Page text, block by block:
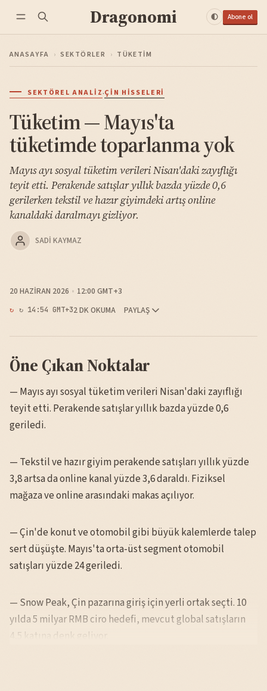
Dragonomi Abone ol
ANASAYFA › SEKTÖRLER › TÜKETIM
SEKTÖREL ANALIZ·ÇIN HISSELERI
Tüketim — Mayıs'ta
tüketimde toparlanma yok
Mayıs ayı sosyal tüketim verileri Nisan'daki zayıflığı
teyit etti. Perakende satışlar yıllık bazda yüzde 0,6
gerilerken tekstil ve hazır giyimdeki artış online
kanaldaki daralmayı gizliyor.
SADI KAYMAZ
20 HAZIRAN 2026 12:00 GMT+3
↻ 14:54 GMT+32 DK OKUMA PAYLAŞ
Öne Çıkan Noktalar
— Mayıs ayı sosyal tüketim verileri Nisan'daki zayıflığı
teyit etti. Perakende satışlar yıllık bazda yüzde 0,6
geriledi.
— Tekstil ve hazır giyim perakende satışları yıllık yüzde
3,8 artsa da online kanal yüzde 3,6 daraldı. Fiziksel
mağaza ve online arasındaki makas açılıyor.
— Çin'de konut ve otomobil gibi büyük kalemlerde talep
sert düşüşte. Mayıs'ta orta-üst segment otomobil
satışları yüzde 24 geriledi.
— Snow Peak, Çin pazarına giriş için yerli ortak seçti. 10
yılda 5 milyar RMB ciro hedefi, mevcut global satışların
4,5 katına denk geliyor.